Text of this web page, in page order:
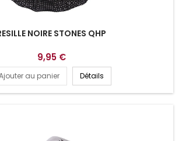
NOIRE STONES QHP
9,95 €
au panier Détails